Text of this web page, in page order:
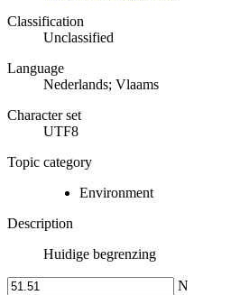
Classification
Unclassified
Language
Nederlands; Vlaams
Character set
UTF8
Topic category
Environment
Description
Huidige begrenzing
N